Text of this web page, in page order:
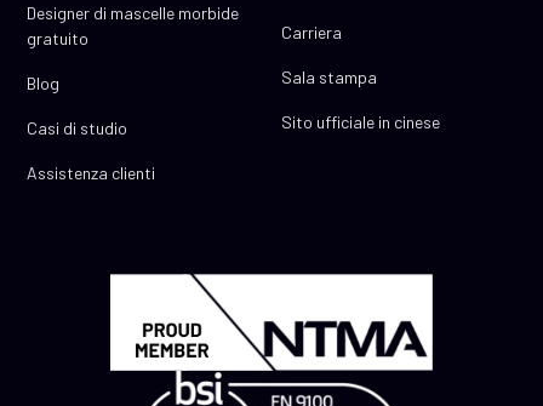
Designer di mascelle morbide
gratuito
Blog
Casi di studio
Assistenza clienti
Carriera
Sala stampa
Sito ufficiale in cinese